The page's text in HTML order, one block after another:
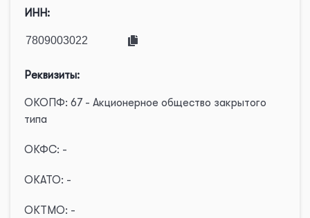
ИНН:
Реквизиты:
ОКОПФ: 67 - Акционерное общество закрытого
типа
ОКФС: -
ОКАТО: -
ОКТМО: -